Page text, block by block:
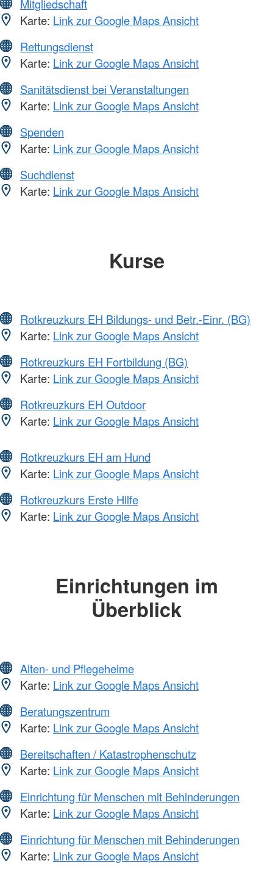
Mitgliedschaft
Karte: Link zur Google Maps Ansicht
Rettungsdienst
Karte: Link zur Google Maps Ansicht
Sanitätsdienst bei Veranstaltungen
Karte: Link zur Google Maps Ansicht
Spenden
Karte: Link zur Google Maps Ansicht
Suchdienst
Karte: Link zur Google Maps Ansicht
Kurse
Rotkreuzkurs EH Bildungs- und Betr.-Einr. (BG)
Karte: Link zur Google Maps Ansicht
Rotkreuzkurs EH Fortbildung (BG)
Karte: Link zur Google Maps Ansicht
Rotkreuzkurs EH Outdoor
Karte: Link zur Google Maps Ansicht
Rotkreuzkurs EH am Hund
Karte: Link zur Google Maps Ansicht
Rotkreuzkurs Erste Hilfe
Karte: Link zur Google Maps Ansicht
Einrichtungen im
Überblick
Alten- und Pflegeheime
Karte: Link zur Google Maps Ansicht
Beratungszentrum
Karte: Link zur Google Maps Ansicht
Bereitschaften / Katastrophenschutz
Karte: Link zur Google Maps Ansicht
Einrichtung für Menschen mit Behinderungen
Karte: Link zur Google Maps Ansicht
Einrichtung für Menschen mit Behinderungen
Karte: Link zur Google Maps Ansicht